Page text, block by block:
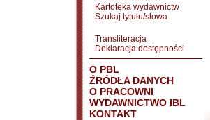
Kartoteka wydawnictw
Szukaj tytułu/słowa
Transliteracja
Deklaracja dostępności
O PBL
ŹRÓDŁA DANYCH
O PRACOWNI
WYDAWNICTWO IBL
KONTAKT